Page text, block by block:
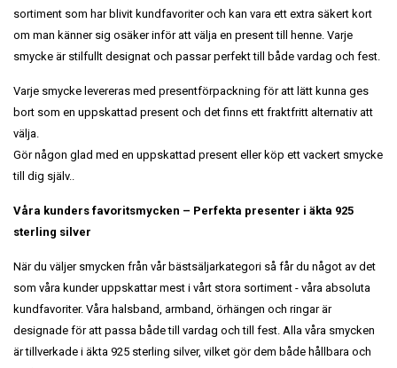
sortiment som har blivit kundfavoriter och kan vara ett extra säkert kort
om man känner sig osäker inför att välja en present till henne. Varje
smycke är stilfullt designat och passar perfekt till både vardag och fest.
Varje smycke levereras med presentförpackning för att lätt kunna ges
bort som en uppskattad present och det finns ett fraktfritt alternativ att
välja.
Gör någon glad med en uppskattad present eller köp ett vackert smycke
till dig själv..
Våra kunders favoritsmycken – Perfekta presenter i äkta 925
sterling silver
När du väljer smycken från vår bästsäljarkategori så får du något av det
som våra kunder uppskattar mest i vårt stora sortiment - våra absoluta
kundfavoriter. Våra halsband, armband, örhängen och ringar är
designade för att passa både till vardag och till fest. Alla våra smycken
är tillverkade i äkta 925 sterling silver, vilket gör dem både hållbara och